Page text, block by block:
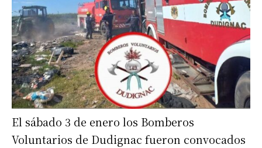
El sábado 3 de enero los Bomberos
Voluntarios de Dudignac fueron convocados